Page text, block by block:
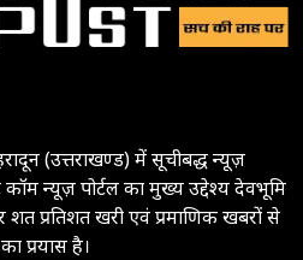
(उत्तराखण्ड) में सूचीबद्ध न्यूज़
कॉम न्यूज़ पोर्टल का मुख्य उद्देश्य देवभूमि
शत प्रतिशत खरी एवं प्रमाणिक खबरों से
प्रयास है।